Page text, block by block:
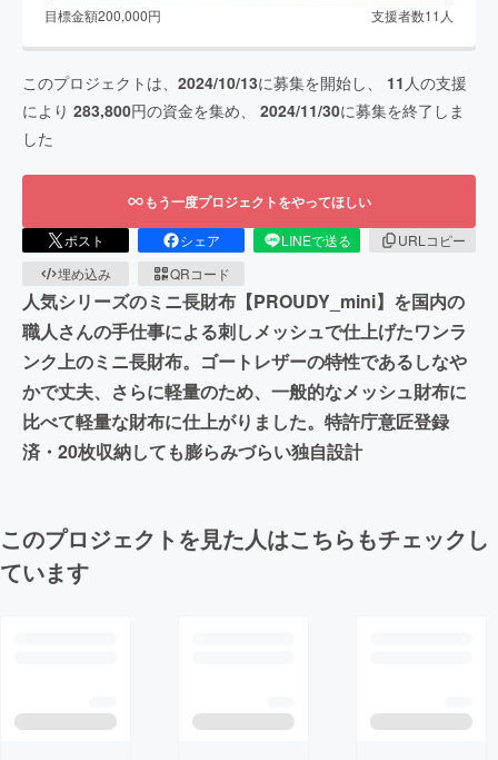
目標金額200,000円 支援者数11 人
このプロジェクトは、 2024/10/13に募集を開始し、 11 人の支援
により 283,800円の資金を集め、 2024/11/30に募集を終了しま
した
もう一度プロジェクトをやってほしい
ポスト シェア LINEで送る
URLコピー
埋め込み
QRコード
人気シリーズのミニ長財布【PROUDY_mini】を国内の
職人さんの手仕事による刺しメッシュで仕上げたワンラ
ンク上のミニ長財布。ゴートレザーの特性であるしなや
かで丈夫、さらに軽量のため、一般的なメッシュ財布に
比べて軽量な財布に仕上がりました。特許庁意匠登録
済・20枚収納しても膨らみづらい独自設計
このプロジェクトを見た人はこちらもチェックし
ています